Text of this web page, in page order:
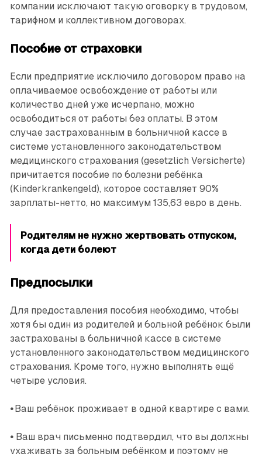
компании исключают такую оговорку в трудовом,
тарифном и коллективном договорах.
Пособие от страховки
Если предприятие исключило договором право на
оплачивае­мое освобождение от работы или
количество дней уже исчерпано, можно
освободиться от работы без оплаты. В этом
случае застрахованным в больничной кассе в
системе установленного законодательством
медицинского страхования (gesetzlich Versicherte)
причитается пособие по болезни ребёнка
(Kinderkrankengeld), которое составляет 90%
зарплаты-нетто, но максимум 135,63 евро в день.
Родителям не нужно жертвовать отпуском,
когда дети болеют
Предпосылки
Для предоставления пособия необходимо, чтобы
хотя бы один из родителей и больной ребёнок были
застрахованы в больничной кассе в системе
установленного законодательством медицинского
страхования. Кроме того, нужно выполнять ещё
четыре условия.
• Ваш ребёнок проживает в одной квартире с вами.
• Ваш врач письменно подтвердил, что вы должны
ухаживать за больным ребёнком и поэтому не